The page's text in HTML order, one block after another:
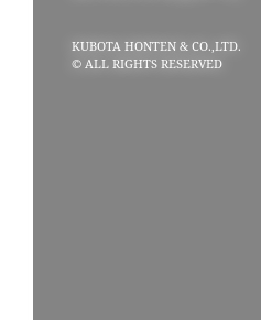
KUBOTA HONTEN & CO.,LTD.
© ALL RIGHTS RESERVED